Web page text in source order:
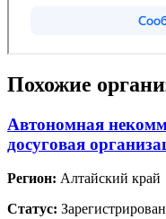
Похожие
Автономная
досуговая
Регион: Алтайский край
Статус: